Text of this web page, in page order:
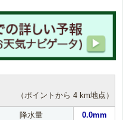
（ポイントから 4 km地点）
降水量
0.0mm